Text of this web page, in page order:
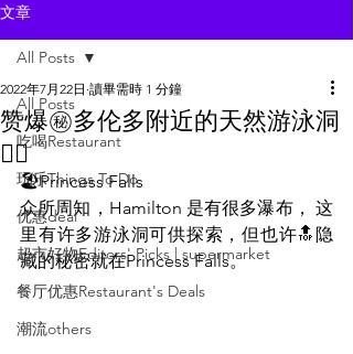
文章
All Posts
吃喝Restaurant
玩乐Things To Do
优惠deal
超市好物Editors' Picks | supermarket
餐厅优惠Restaurant's Deals
潮流others
All Posts
赞爆㊙️多伦多附近的天然游泳洞
🏊‍♀️
2022年7月22日 讀畢需時 1 分鐘
🏖Princess Falls
众所周知，Hamilton 是有很多瀑布， 这
里有许多游泳洞可供探索，但也许🔝隐
藏的秘密就在Princess Falls。